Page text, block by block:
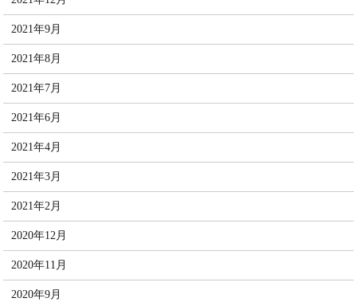
2021年9月
2021年8月
2021年7月
2021年6月
2021年4月
2021年3月
2021年2月
2020年12月
2020年11月
2020年9月